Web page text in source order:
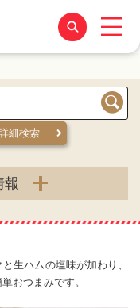
検索
細検索
報
生ハムの塩味が加わり、
おつまみです。